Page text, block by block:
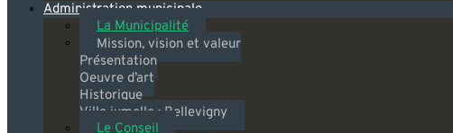
Administration municipale
La Municipalité
Mission, vision et valeur
Présentation
Oeuvre d’art
Historique
Ville jumelle : Bellevigny
Le Conseil